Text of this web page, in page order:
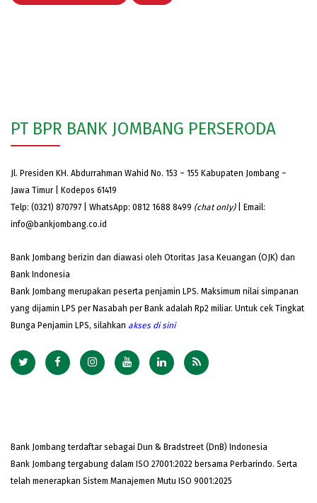
PT BPR BANK JOMBANG PERSERODA
Jl. Presiden KH. Abdurrahman Wahid No. 153 – 155 Kabupaten Jombang –
Jawa Timur | Kodepos 61419
Telp: (0321) 870797 | WhatsApp: 0812 1688 8499 (chat only)| Email:
info@bankjombang.co.id
Bank Jombang berizin dan diawasi oleh Otoritas Jasa Keuangan (OJK) dan
Bank Indonesia
Bank Jombang merupakan peserta penjamin LPS. Maksimum nilai simpanan
yang dijamin LPS per Nasabah per Bank adalah Rp2 miliar. Untuk cek Tingkat
Bunga Penjamin LPS, silahkan akses di sini
Bank Jombang terdaftar sebagai Dun & Bradstreet (DnB) Indonesia
Bank Jombang tergabung dalam ISO 27001:2022 bersama Perbarindo. Serta
telah menerapkan Sistem Manajemen Mutu ISO 9001:2025